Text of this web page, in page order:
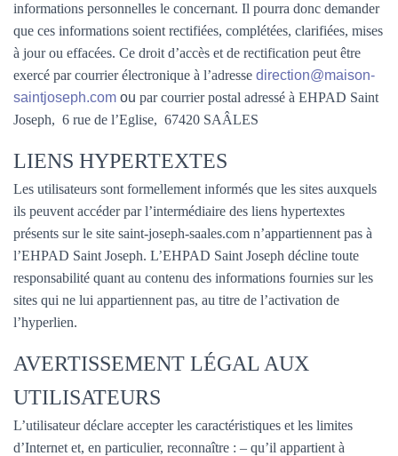
informations personnelles le concernant. Il pourra donc demander
que ces informations soient rectifiées, complétées, clarifiées, mises
à jour ou effacées. Ce droit d’accès et de rectification peut être
exercé par courrier électronique à l’adresse direction@maison-
saintjoseph.com ou par courrier postal adressé à EHPAD Saint
Joseph, 6 rue de l’Eglise, 67420 SAÂLES
LIENS HYPERTEXTES
Les utilisateurs sont formellement informés que les sites auxquels
ils peuvent accéder par l’intermédiaire des liens hypertextes
présents sur le site saint-joseph-saales.com n’appartiennent pas à
l’EHPAD Saint Joseph. L’EHPAD Saint Joseph décline toute
responsabilité quant au contenu des informations fournies sur les
sites qui ne lui appartiennent pas, au titre de l’activation de
l’hyperlien.
AVERTISSEMENT LÉGAL AUX
UTILISATEURS
L’utilisateur déclare accepter les caractéristiques et les limites
d’Internet et, en particulier, reconnaître : – qu’il appartient à